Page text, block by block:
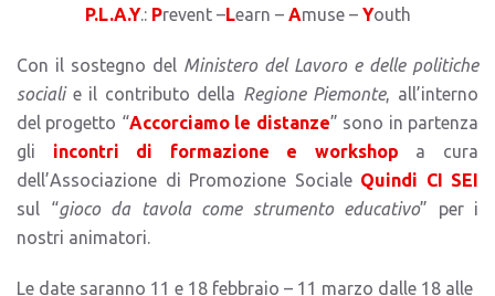
P.L.A.Y.: Prevent –Learn – Amuse – Youth
Con il sostegno del Ministero del Lavoro e delle politiche
socialie il contributo della Regione Piemonte, all’interno
del progetto “Accorciamo le distanze” sono in partenza
gli incontri di formazione e workshop a cura
dell’Associazione di Promozione Sociale Quindi CI SEI
sul “gioco da tavola come strumento educativo” per i
nostri animatori.
Le date saranno 11 e 18 febbraio – 11 marzo dalle 18 alle